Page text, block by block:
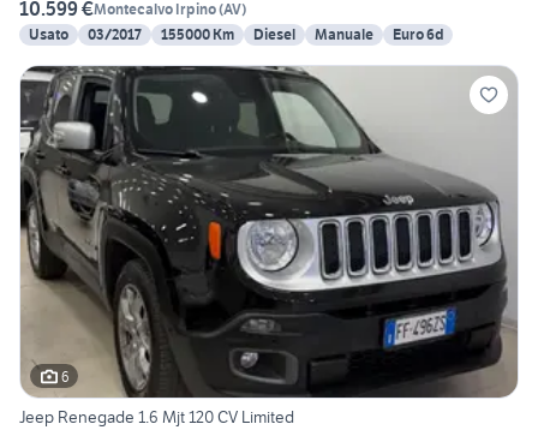
10.599 €Montecalvo Irpino(AV)
Usato
03/2017 155000 Km Diesel Manuale Euro 6d
6
Jeep Renegade 1.6 Mjt 120 CV Limited